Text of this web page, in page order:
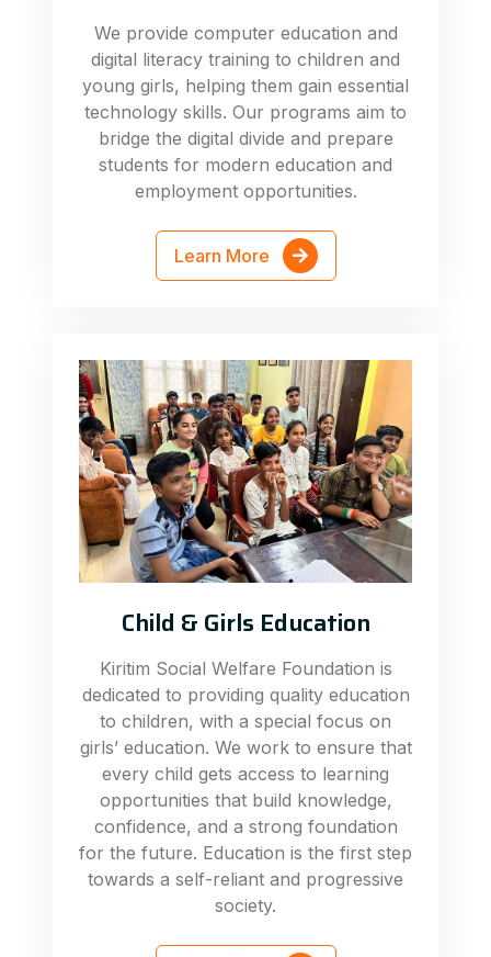
We provide computer education and
digital literacy training to children and
young girls, helping them gain essential
technology skills. Our programs aim to
bridge the digital divide and prepare
students for modern education and
employment opportunities.
Learn More
Child & Girls Education
Kiritim Social Welfare Foundation is
dedicated to providing quality education
to children, with a special focus on
girls’ education. We work to ensure that
every child gets access to learning
opportunities that build knowledge,
confidence, and a strong foundation
for the future. Education is the first step
towards a self-reliant and progressive
society.